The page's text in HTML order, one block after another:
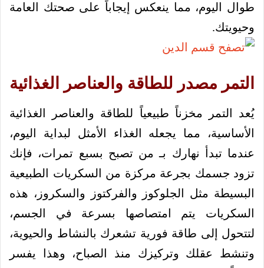
طوال اليوم، مما ينعكس إيجاباً على صحتك العامة
وحيويتك.
التمر مصدر للطاقة والعناصر الغذائية
يُعد التمر مخزناً طبيعياً للطاقة والعناصر الغذائية
الأساسية، مما يجعله الغذاء الأمثل لبداية اليوم،
عندما تبدأ نهارك بـ من تصبح بسبع تمرات، فإنك
تزود جسمك بجرعة مركزة من السكريات الطبيعية
البسيطة مثل الجلوكوز والفركتوز والسكروز، هذه
السكريات يتم امتصاصها بسرعة في الجسم،
لتتحول إلى طاقة فورية تشعرك بالنشاط والحيوية،
وتنشط عقلك وتركيزك منذ الصباح، وهذا يفسر